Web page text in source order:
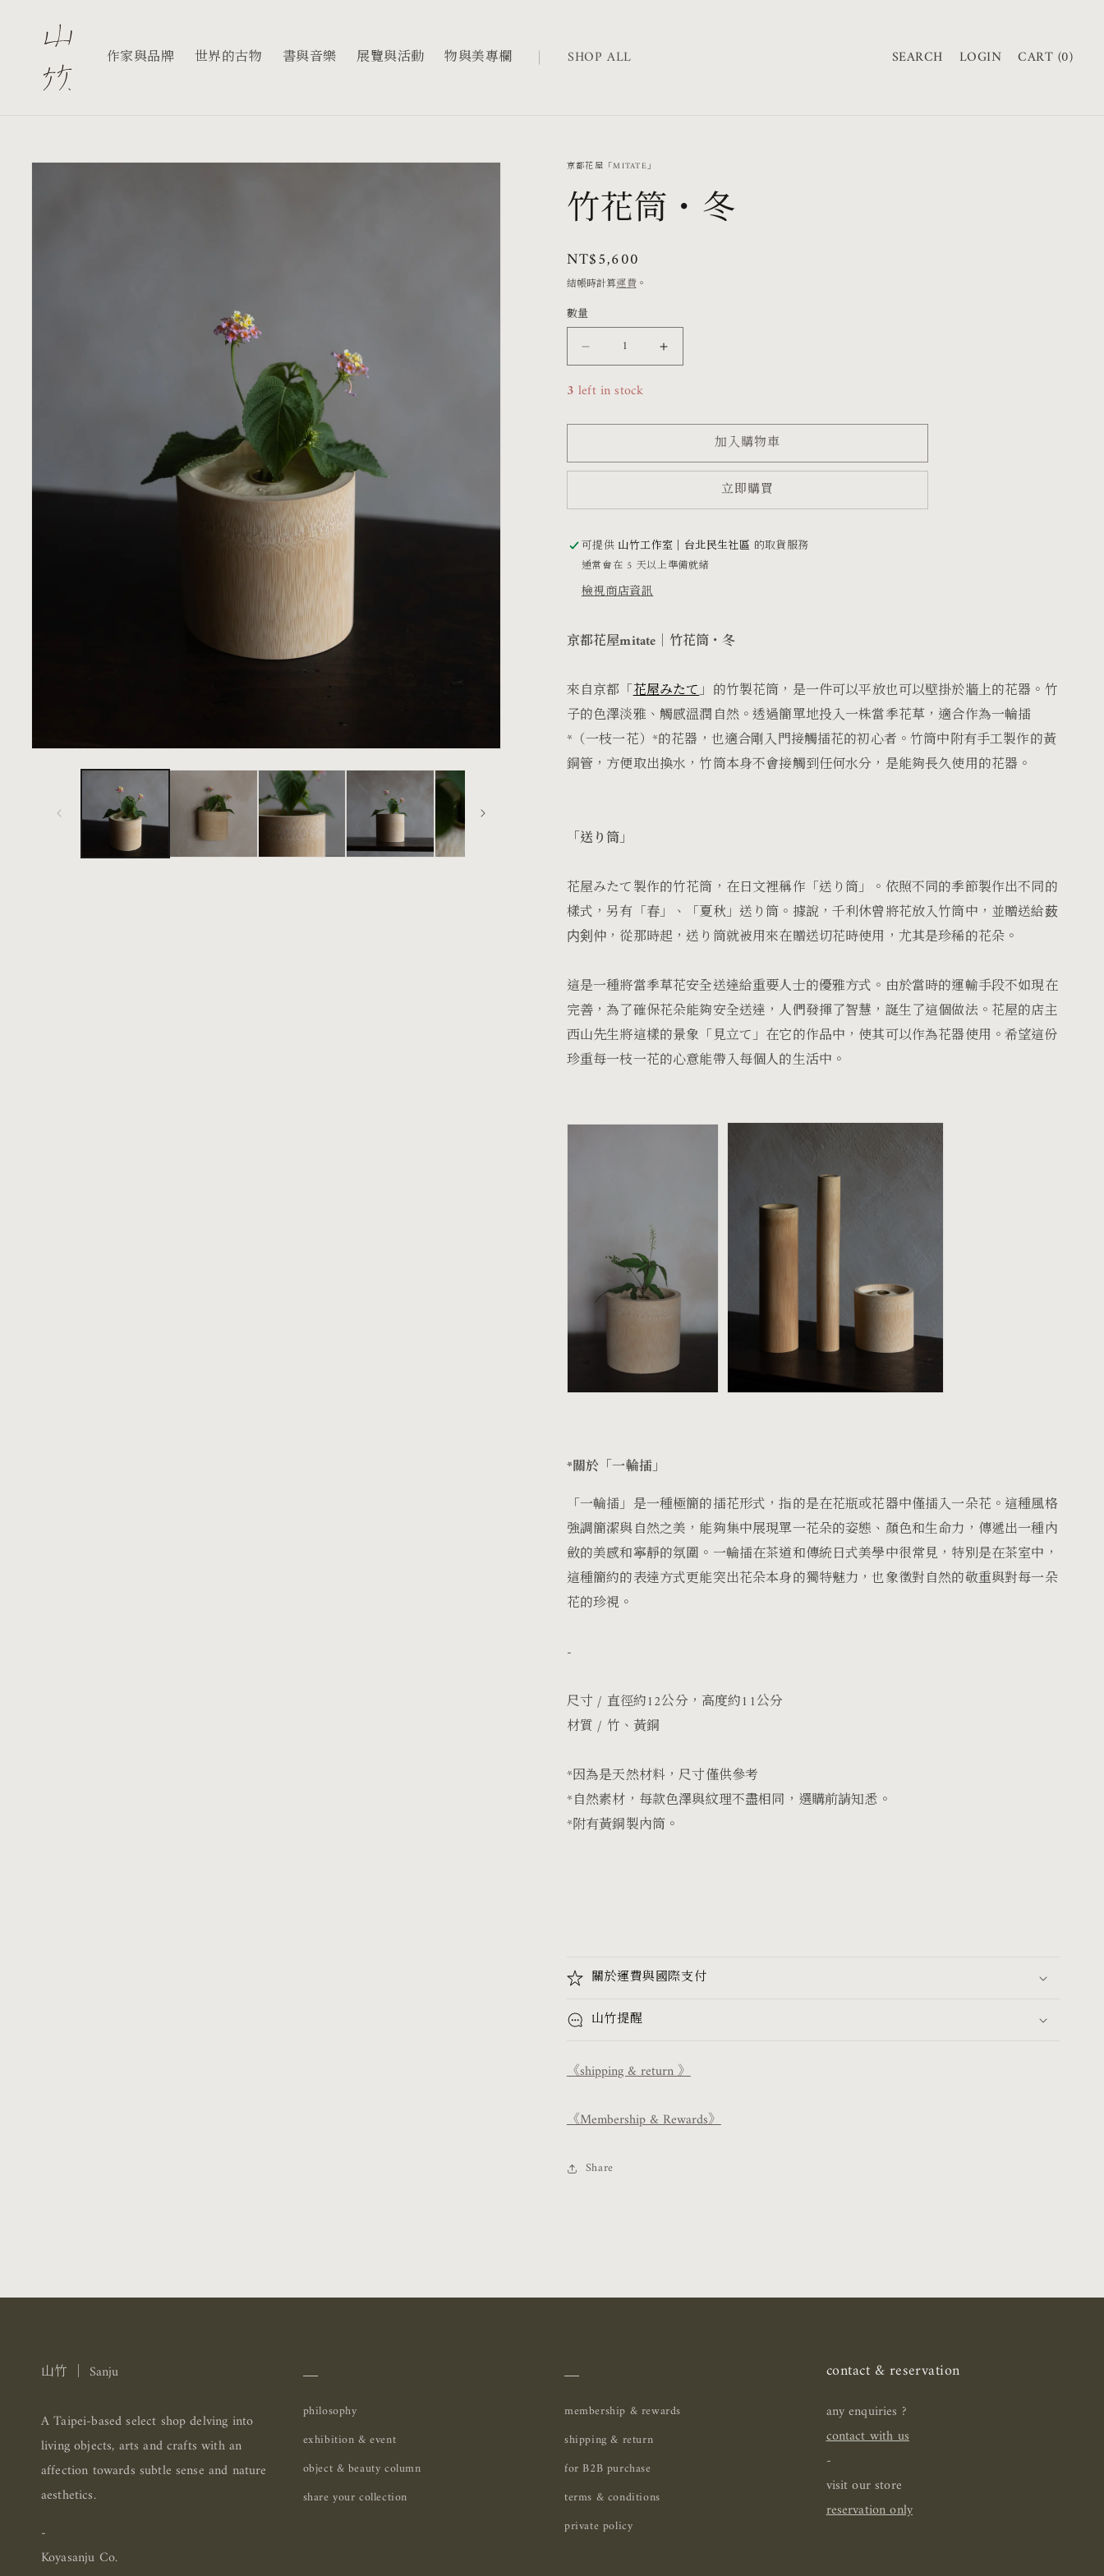
作家與品牌 世界的古物 書與音樂 展覽與活動 物與美專欄 SHOP ALL SEARCH LOGIN CART (0)
物
京都花屋「MITATE」
竹花筒・冬
定
價
NT$5,600
結帳時計算運費。
數量
竹
花
數
減
少
竹
數
增
加
3 left in stock
加入購物車
立即購買
可提供 山竹工作室｜台北民生社區 的取貨服務
通常會在 5 天以上準備就緒
檢視商店資訊
京都花屋mitate｜竹花筒・冬
來自京都「花屋みたて」的竹製花筒，是一件可以平放也可以壁掛於牆上的花器。竹
子的色澤淡雅、觸感溫潤自然。透過簡單地投入一株當季花草，適合作為一輪插
*（一枝一花）*的花器，也適合剛入門接觸插花的初心者。竹筒中附有手工製作的黃
銅管，方便取出換水，竹筒本身不會接觸到任何水分，是能夠長久使用的花器。
「送り筒」
花屋みたて製作的竹花筒，在日文裡稱作「送り筒」。依照不同的季節製作出不同的
樣式，另有「春」、「夏秋」 送り筒。 據說，千利休曾將花放入竹筒中，並贈送給薮
内剣仲，從那時起，送り筒就被用來在贈送切花時使用，尤其是珍稀的花朵。
這是一種將當季草花安全送達給重要人士的優雅方式。由於當時的運輸手段不如現在
完善，為了確保花朵能夠安全送達，人們發揮了智慧，誕生了這個做法。花屋的店主
西山先生將這樣的景象「見立て」在它的作品中， 使其可以作為花器使用。希望這份
珍重每一枝一花的心意能帶入每個人的生活中。
*關於「一輪插」
「一輪插」是一種極簡的插花形式，指的是在花瓶或花器中僅插入一朵花。這種風格
強調簡潔與自然之美，能夠集中展現單一花朵的姿態、顏色和生命力，傳遞出一種內
斂的美感和寧靜的氛圍。一輪插在茶道和傳統日式美學中很常見，特別是在茶室中，
這種簡約的表達方式更能突出花朵本身的獨特魅力，也象徵對自然的敬重與對每一朵
花的珍視。
-
尺寸 / 直徑約12公分，高度約11公分
材質 / 竹、黃銅
*因為是天然材料，尺寸僅供參考
*自然素材，每款色澤與紋理不盡相同，選購前請知悉。
*附有黃銅製內筒。
關於運費與國際支付
山竹提醒
《shipping & return 》
《Membership & Rewards》
Share
山竹 ｜ Sanju
A Taipei-based select shop delving into
living objects, arts and crafts with an
affection towards subtle sense and nature
aesthetics.
-
Koyasanju Co.
＿
philosophy
exhibition & event
object & beauty column
share your collection
＿
membership & rewards
shipping & return
for B2B purchase
terms & conditions
private policy
contact & reservation
any enquiries ?
contact with us
-
visit our store
reservation only